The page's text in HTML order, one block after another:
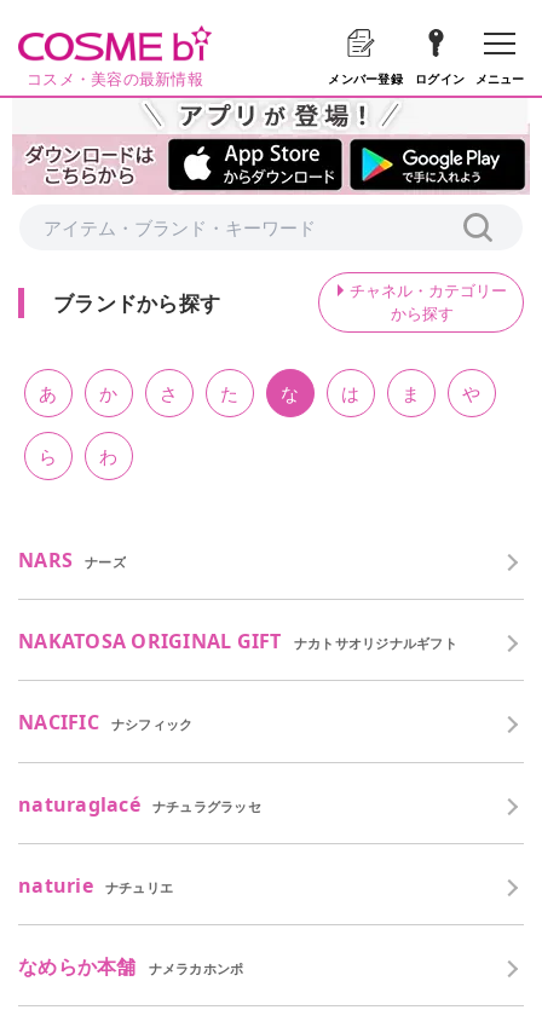
コスメ・美容の最新情報 メンバー登録 ログイン メニュー
ブランドから探す
チャネル・カテゴリー
から探す
あ か さ た な は ま や
ら わ
NARS ナーズ
NAKATOSA ORIGINAL GIFT ナカトサオリジナルギフト
NACIFIC ナシフィック
naturaglacé ナチュラグラッセ
naturie ナチュリエ
なめらか本舗 ナメラカホンポ